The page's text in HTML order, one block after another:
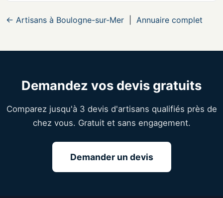
← Artisans à Boulogne-sur-Mer Annuaire complet
Demandez vos devis gratuits
Comparez jusqu'à 3 devis d'artisans qualifiés près de
chez vous. Gratuit et sans engagement.
Demander un devis